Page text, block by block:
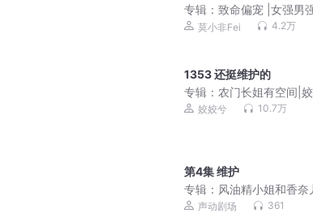
专辑： 致命偏宠 |女强男
剧 莫小非Fei 4.2万
1353 还挺维护的
专辑： 农门长姐有空间|
种田虐渣VIP免费
姣姣兮 10.7万
第4集 维护
专辑： 风油精小姐和香奈
家|真香定律|反差萌
声动剧场 361